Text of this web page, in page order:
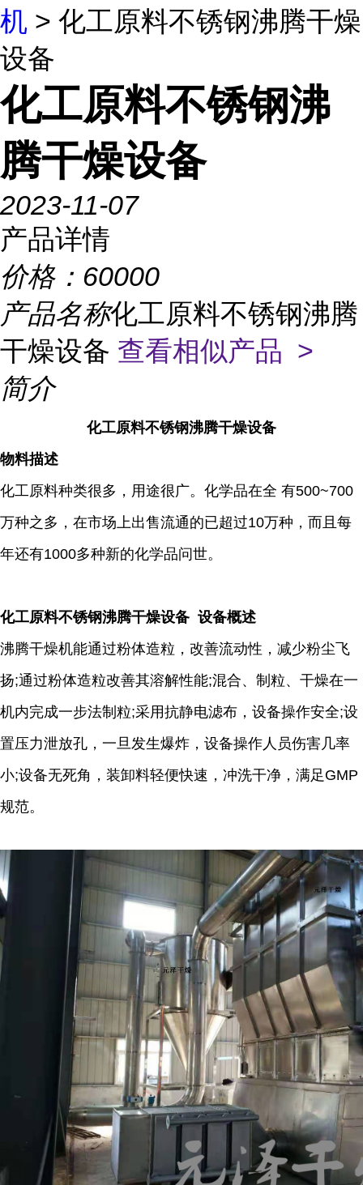
机 > 化工原料不锈钢沸腾干燥
设备
化工原料不锈钢沸
腾干燥设备
2023-11-07
产品详情
价格： 60000
产品名称化工原料不锈钢沸腾
干燥设备 查看相似产品 >
简介
化工原料不锈钢沸腾干燥设备
物料描述
化工原料种类很多，用途很广。化学品在全 有500~700
万种之多，在市场上出售流通的已超过10万种，而且每
年还有1000多种新的化学品问世。
化工原料不锈钢沸腾干燥设备 设备概述
沸腾干燥机能通过粉体造粒，改善流动性，减少粉尘飞
扬;通过粉体造粒改善其溶解性能;混合、制粒、干燥在一
机内完成一步法制粒;采用抗静电滤布，设备操作安全;设
置压力泄放孔，一旦发生爆炸，设备操作人员伤害几率
小;设备无死角，装卸料轻便快速，冲洗干净，满足GMP
规范。